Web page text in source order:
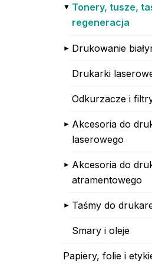
Tonery, tusze,
regeneracja
Drukowanie
Drukarki
Odkurzacze i
Akcesoria do
laserowego
Akcesoria do
atramentowego
Taśmy do
Smary i oleje
Papiery, folie i